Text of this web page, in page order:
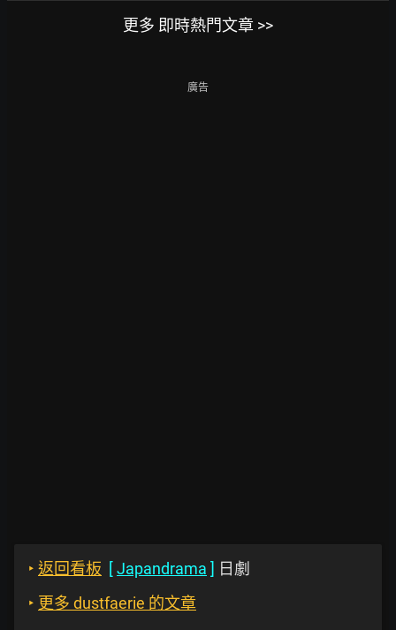
更多 即時熱門文章 >>
廣告
‣ 返回看板 [Japandrama ] 日劇
‣ 更多 dustfaerie 的文章